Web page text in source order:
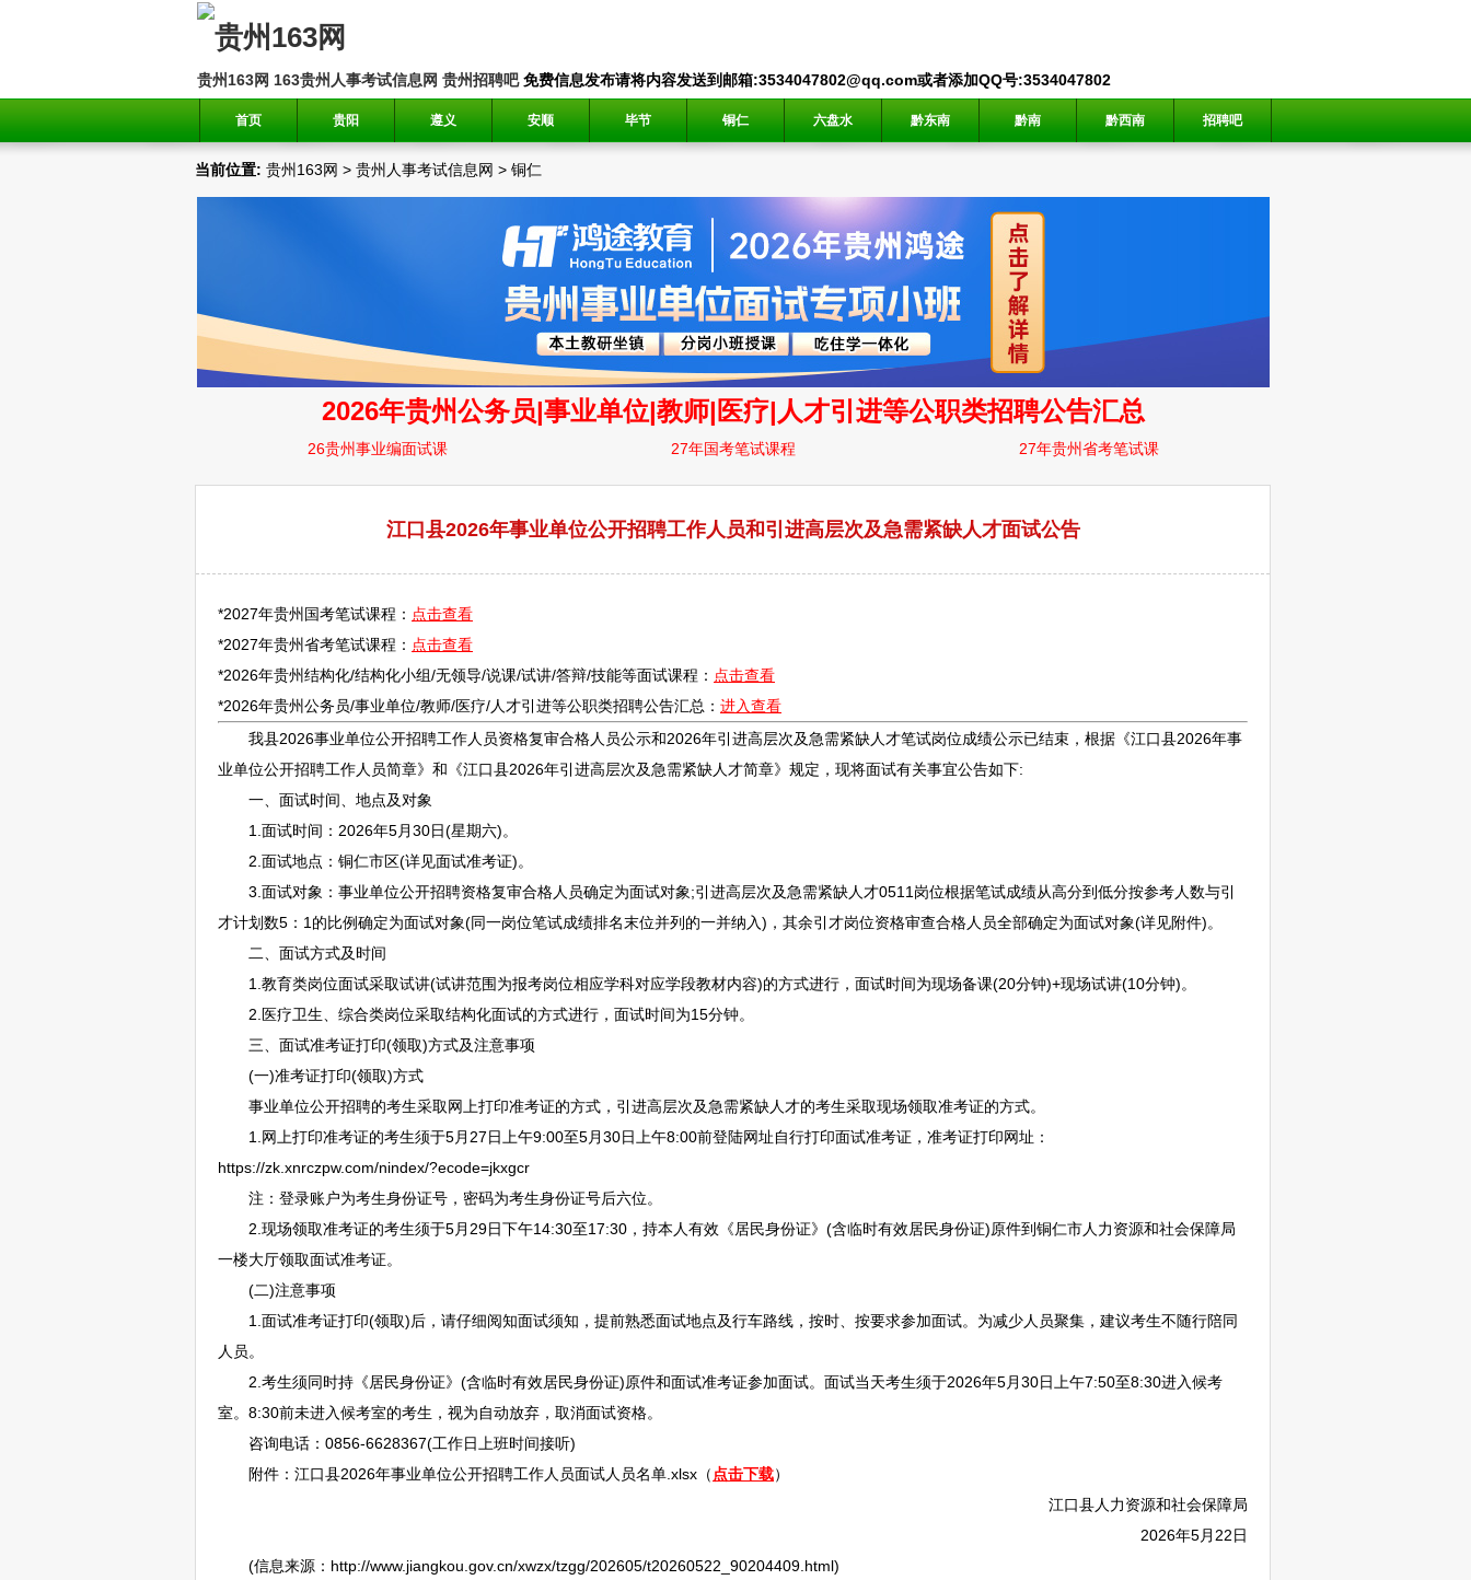
贵州163网 163贵州人事考试信息网 贵州招聘吧免费信息发布请将内容发送到邮箱:3534047802@qq.com或者添加QQ号:3534047802
首页 贵阳 遵义 安顺 毕节 铜仁 六盘水 黔东南 黔南 黔西南 招聘吧
当前位置: 贵州163网 > 贵州人事考试信息网 > 铜仁
江口县2026年事业单位公开招聘工作人员和引进高层次及急需紧缺人才面试公告
*2027年贵州国考笔试课程： 点击查看
*2027年贵州省考笔试课程： 点击查看
*2026年贵州结构化/结构化小组/无领导/说课/试讲/答辩/技能等面试课程： 点击查看
*2026年贵州公务员/事业单位/教师/医疗/人才引进等公职类招聘公告汇总： 进入查看
我县2026事业单位公开招聘工作人员资格复审合格人员公示和2026年引进高层次及急需紧缺人才笔试岗位成绩公示已结束，根据《江口县2026年事
业单位公开招聘工作人员简章》和《江口县2026年引进高层次及急需紧缺人才简章》规定，现将面试有关事宜公告如下:
一、面试时间、地点及对象
1.面试时间：2026年5月30日(星期六)。
2.面试地点： 铜仁市区(详见面试准考证)。
3.面试对象： 事业单位公开招聘资格复审合格人员确定为面试对象;引进高层次及急需紧缺人才0511岗位根据笔试成绩从高分到低分按参考人数与引
才计划数5：1的比例确定为面试对象(同一岗位笔试成绩排名末位并列的一并纳入)，其余引才岗位资格审查合格人员全部确定为面试对象(详见附件)。
二、面试方式及时间
1.教育类岗位面试采取试讲(试讲范围为报考岗位相应学科对应学段教材内容)的方式进行，面试时间为现场备课(20分钟)+现场试讲(10分钟)。
2.医疗卫生、综合类岗位采取结构化面试的方式进行，面试时间为15分钟。
三、面试准考证打印(领取)方式及注意事项
(一)准考证打印(领取)方式
事业单位公开招聘的考生采取网上打印准考证的方式，引进高层次及急需紧缺人才的考生采取现场领取准考证的方式。
1.网上打印准考证的考生须于5月27日上午9:00至5月30日上午8:00前登陆网址自行打印面试准考证，准考证打印网址：
https://zk.xnrczpw.com/nindex/?ecode=jkxgcr
注：登录账户为考生身份证号，密码为考生身份证号后六位。
2.现场领取准考证的考生须于5月29日下午14:30至17:30，持本人有效《居民身份证》(含临时有效居民身份证)原件到铜仁市人力资源和社会保障局
一楼大厅领取面试准考证。
(二)注意事项
1.面试准考证打印(领取)后，请仔细阅知面试须知，提前熟悉面试地点及行车路线，按时、按要求参加面试。为减少人员聚集，建议考生不随行陪同
人员。
2.考生须同时持《居民身份证》(含临时有效居民身份证)原件和面试准考证参加面试。面试当天考生须于2026年5月30日上午7:50至8:30进入候考
室。8:30前未进入候考室的考生，视为自动放弃，取消面试资格。
咨询电话：0856-6628367(工作日上班时间接听)
附件： 江口县2026年事业单位公开招聘工作人员面试人员名单.xlsx（ 点击下载）
江口县人力资源和社会保障局
2026年5月22日
(信息来源：http://www.jiangkou.gov.cn/xwzx/tzgg/202605/t20260522_90204409.html)